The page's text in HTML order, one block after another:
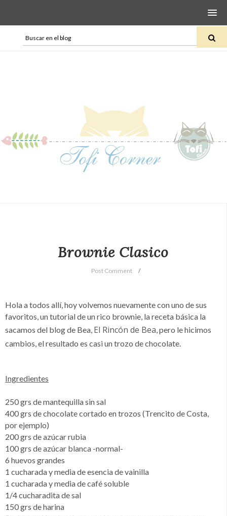
Brownie Clasico
Post Comment
Hola a todos allí, hoy volvemos nuevamente con uno de sus
favoritos, un tutorial de un rico brownie, la receta básica la
sacamos del blog de Bea, El Rincón de Bea , pero le hicimos
cambios, el resultado es casi un trozo de chocolate.
Ingredientes
250 grs de mantequilla sin sal
400 grs de chocolate cortado en trozos (Trencito de Costa,
por ejemplo)
200 grs de azúcar rubia
100 grs de azúcar blanca -normal-
6 huevos grandes
1 cucharada y media de esencia de vainilla
1 cucharada y media de café soluble
1/4 cucharadita de sal
150 grs de harina